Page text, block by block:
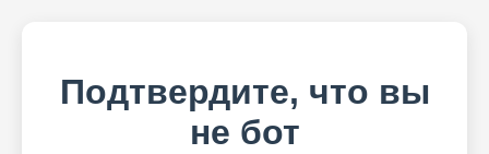
Подтвердите, что вы
не бот